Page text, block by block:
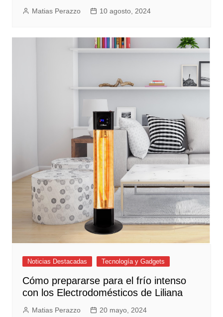
Matias Perazzo 10 agosto, 2024
Noticias Destacadas Tecnología y Gadgets
Cómo prepararse para el frío intenso
con los Electrodomésticos de Liliana
Matias Perazzo 20 mayo, 2024